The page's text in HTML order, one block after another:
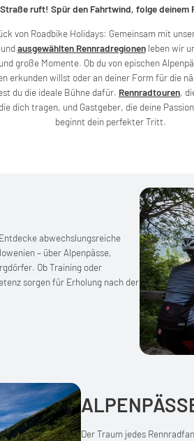
Straße ruft! Spür den Fahrtwind, folge deinem
von Roadbike Holidays: Gemeinsam mit
undausgewählten Rennradregionenleben wir
große Momente. Ob du von epischen
erkunden willst oder an deiner Form für die
du die ideale Bühne dafür. Rennradtouren,
dich tragen, und Gastgeber, die deine
beginnt dein perfekter Tritt.
abwechslungsreiche
– über Alpenpässe,
Ob Training oder
sorgen für Erholung nach der
Der Traum jedes